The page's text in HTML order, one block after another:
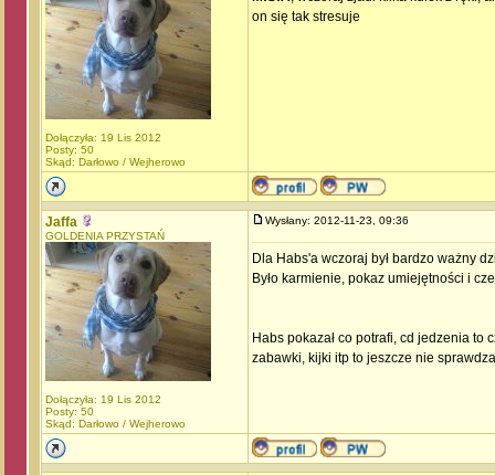
Dołączyła: 19 Lis 2012
Posty: 50
Skąd: Darłowo / Wejherowo
on się tak stresuje
Jaffa
GOLDENIA PRZYSTAŃ
Dołączyła: 19 Lis 2012
Posty: 50
Skąd: Darłowo / Wejherowo
Wysłany: 2012-11-23, 09:36
Dla Habs'a wczoraj był bardzo ważny
Było karmienie, pokaz umiejętności i
Habs pokazał co potrafi, cd jedzenia
zabawki, kijki itp to jeszcze nie